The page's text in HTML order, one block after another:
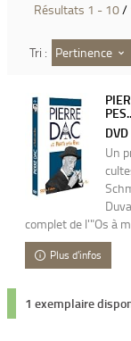
Résultats 1 - 10/
Tri : Pertinence
Un
complet de l'"Os à
Plus d'infos
1 exemplaire